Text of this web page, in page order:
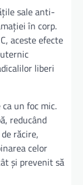
sale anti-
în corp.
aceste efecte
liberi
un foc mic.
reducând
răcire,
celor
și prevenit să